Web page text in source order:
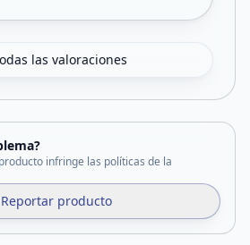
las valoraciones
infringe las políticas de la
Reportar producto